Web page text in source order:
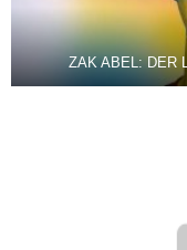
ZAK ABEL: DER